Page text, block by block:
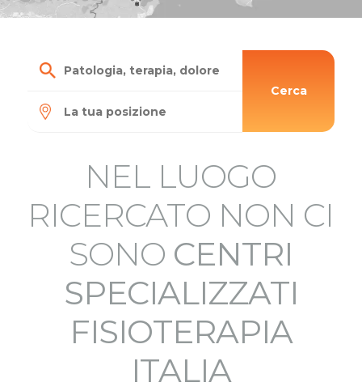
Cerca
NEL LUOGO
RICERCATO NON CI
SONO CENTRI
SPECIALIZZATI
FISIOTERAPIA
ITALIA